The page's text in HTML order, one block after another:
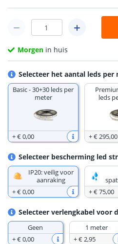
Morgen in huis
Selecteer het aantal leds per
Basic - 30+30 leds per
meter
+€ 0,00
leds
+€ 295,00
Selecteer bescherming led
IP20: veilig voor
aanraking
+€ 0,00
+€ 75,00
Selecteer verlengkabel voor
Geen
+€ 0,00
1 meter
+€ 2,95